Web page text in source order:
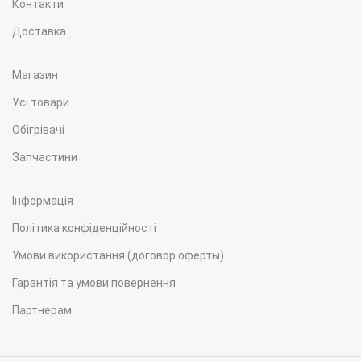
Контакти
Доставка
Магазин
Усі товари
Обігрівачі
Запчастини
Інформація
Політика конфіденційності
Умови використання (договор оферты)
Гарантія та умови повернення
Партнерам